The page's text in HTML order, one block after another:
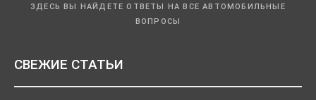
ЗДЕСЬ ВЫ НАЙДЕТЕ ОТВЕТЫ НА ВСЕ АВТОМОБИЛЬНЫЕ
ВОПРОСЫ
СВЕЖИЕ СТАТЬИ